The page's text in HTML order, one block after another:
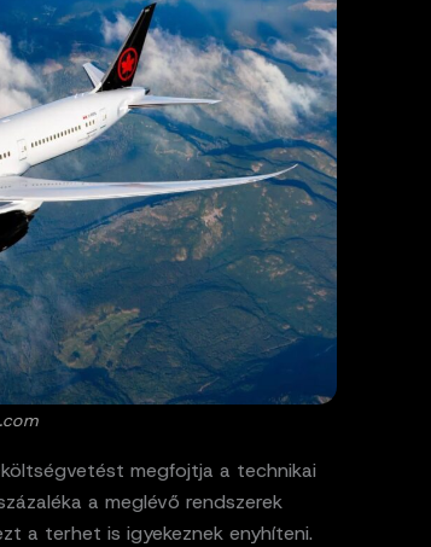
megfojtja a technikai
a meglévő rendszerek
a terhet is igyekeznek enyhíteni.